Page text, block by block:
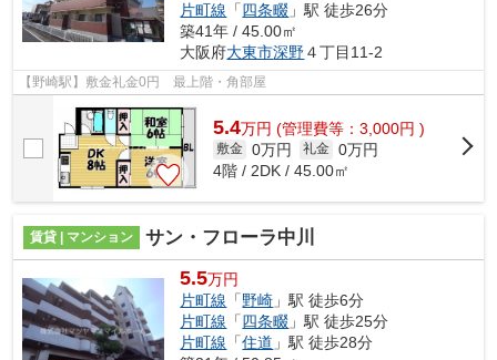
片町線 「四条畷 」駅 徒歩26分
築41年 / 45.00㎡
大阪府大東市深野４丁目11-2
【野崎駅】敷金礼金0円 最上階・角部屋
5.4万円 (管理費等：3,000円 )
敷金 0万円 礼金 0万円
4階 / 2DK / 45.00㎡
賃貸 | マンション サン・フローラ中川
5.5万円
片町線 「野崎 」駅 徒歩6分
片町線 「四条畷 」駅 徒歩25分
片町線 「住道 」駅 徒歩28分